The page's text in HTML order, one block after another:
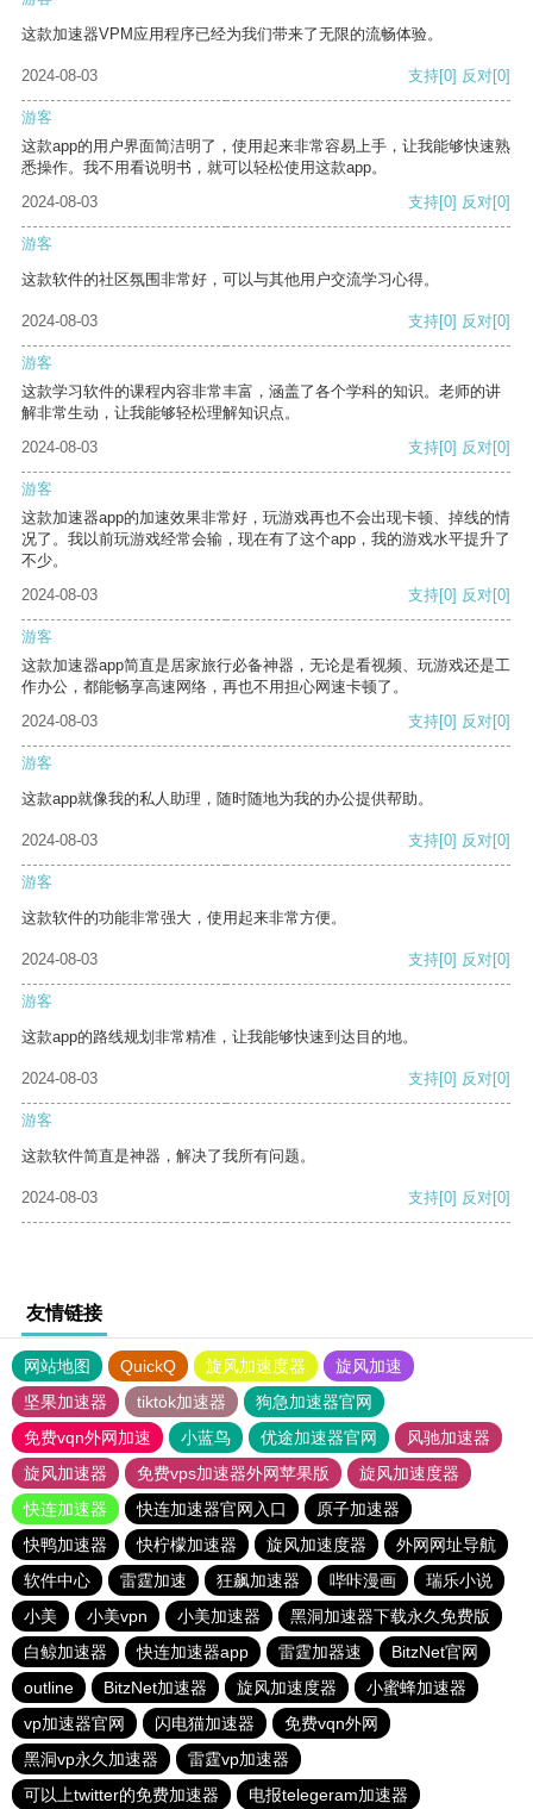
这款加速器VPM应用程序已经为我们带来了无限的流畅体验。
2024-08-03 支持[0] 反对[0]
游客
这款app的用户界面简洁明了，使用起来非常容易上手，让我能够快速熟
悉操作。我不用看说明书，就可以轻松使用这款app。
2024-08-03
支持[0] 反对[0]
游客
这款软件的社区氛围非常好，可以与其他用户交流学习心得。
2024-08-03 支持[0] 反对[0]
游客
这款学习软件的课程内容非常丰富，涵盖了各个学科的知识。老师的讲
解非常生动，让我能够轻松理解知识点。
2024-08-03
支持[0] 反对[0]
游客
这款加速器app的加速效果非常好，玩游戏再也不会出现卡顿、掉线的情
况了。我以前玩游戏经常会输，现在有了这个app，我的游戏水平提升了
不少。
2024-08-03
支持[0] 反对[0]
游客
这款加速器app简直是居家旅行必备神器，无论是看视频、玩游戏还是工
作办公，都能畅享高速网络，再也不用担心网速卡顿了。
2024-08-03
支持[0] 反对[0]
游客
这款app就像我的私人助理，随时随地为我的办公提供帮助。
2024-08-03 支持[0] 反对[0]
游客
这款软件的功能非常强大，使用起来非常方便。
2024-08-03 支持[0] 反对[0]
游客
这款app的路线规划非常精准，让我能够快速到达目的地。
2024-08-03 支持[0] 反对[0]
游客
这款软件简直是神器，解决了我所有问题。
2024-08-03 支持[0] 反对[0]
友情链接
网站地图 QuickQ 旋风加速度器
旋风加速
坚果加速器
tiktok加速器
狗急加速器官网
免费vqn外网加速
小蓝鸟 优途加速器官网
风驰加速器
旋风加速器
免费vps加速器外网苹果版
旋风加速度器
快连加速器
快连加速器官网入口
原子加速器
快鸭加速器
快柠檬加速器 旋风加速度器
外网网址导航
软件中心
雷霆加速 狂飙加速器 哔咔漫画
瑞乐小说
小美
小美vpn 小美加速器
黑洞加速器下载永久免费版
白鲸加速器
快连加速器app 雷霆加器速
BitzNet官网
outline
BitzNet加速器 旋风加速度器
小蜜蜂加速器
vp加速器官网
闪电猫加速器
免费vqn外网
黑洞vp永久加速器
雷霆vp加速器
可以上twitter的免费加速器
电报telegeram加速器